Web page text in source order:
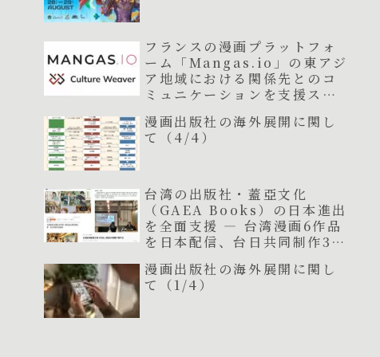
フランスの漫画プラットフォ
ーム「Mangas.io」の東アジ
ア地域における関係先とのコ
ミュニケーションを支援スタ
漫画出版社の海外展開に関し
て（4/4）
台湾の出版社・蓋亞文化
（GAEA Books）の日本進出
を全面支援 ― 台湾漫画6作品
を日本配信、台日共同制作3作
漫画出版社の海外展開に関し
て（1/4）